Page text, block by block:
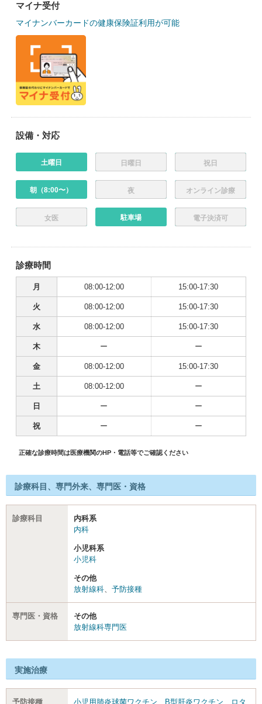
マイナ受付
マイナンバーカードの健康保険証利用が可能
設備・対応
土曜日 日曜日 祝日
朝（8:00〜） 夜 オンライン診療
女医 駐車場 電子決済可
診療時間
月 08:00-12:00 15:00-17:30
火 08:00-12:00 15:00-17:30
水 08:00-12:00 15:00-17:30
木 ー ー
金 08:00-12:00 15:00-17:30
土 08:00-12:00 ー
日 ー ー
祝 ー ー
正確な診療時間は医療機関のHP・電話等でご確認ください
診療科目、専門外来、専門医・資格
診療科目
内科系
内科
小児科系
小児科
その他
放射線科、 予防接種
専門医・資格
その他
放射線科専門医
実施治療
予防接種 小児用肺炎球菌ワクチン B型肝炎ワクチン ロタ